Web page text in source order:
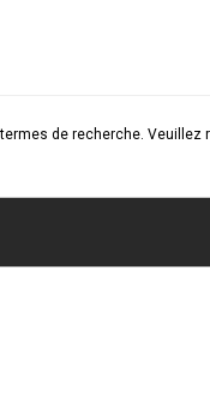
de recherche.